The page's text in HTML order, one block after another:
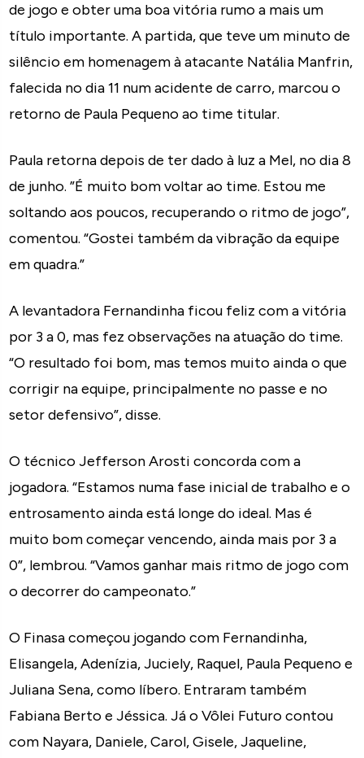
de jogo e obter uma boa vitória rumo a mais um
título importante. A partida, que teve um minuto de
silêncio em homenagem à atacante Natália Manfrin,
falecida no dia 11 num acidente de carro, marcou o
retorno de Paula Pequeno ao time titular.
Paula retorna depois de ter dado à luz a Mel, no dia 8
de junho. ”É muito bom voltar ao time. Estou me
soltando aos poucos, recuperando o ritmo de jogo”,
comentou. “Gostei também da vibração da equipe
em quadra.”
A levantadora Fernandinha ficou feliz com a vitória
por 3 a 0, mas fez observações na atuação do time.
“O resultado foi bom, mas temos muito ainda o que
corrigir na equipe, principalmente no passe e no
setor defensivo”, disse.
O técnico Jefferson Arosti concorda com a
jogadora. “Estamos numa fase inicial de trabalho e o
entrosamento ainda está longe do ideal. Mas é
muito bom começar vencendo, ainda mais por 3 a
0”, lembrou. “Vamos ganhar mais ritmo de jogo com
o decorrer do campeonato.”
O Finasa começou jogando com Fernandinha,
Elisangela, Adenízia, Juciely, Raquel, Paula Pequeno e
Juliana Sena, como líbero. Entraram também
Fabiana Berto e Jéssica. Já o Vôlei Futuro contou
com Nayara, Daniele, Carol, Gisele, Jaqueline,